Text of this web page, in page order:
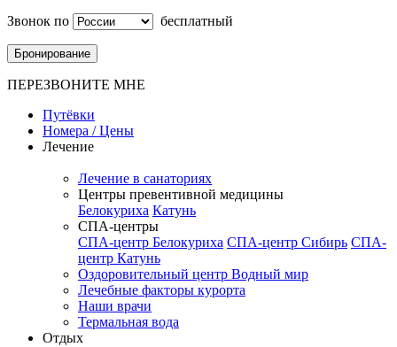
Звонок по
бесплатный
Бронирование
ПЕРЕЗВОНИТЕ МНЕ
Путёвки
Номера / Цены
Лечение
Лечение в санаториях
Центры превентивной медицины
Белокуриха Катунь
СПА-центры
СПА-центр Белокуриха СПА-центр Сибирь СПА-
центр Катунь
Оздоровительный центр Водный мир
Лечебные факторы курорта
Наши врачи
Термальная вода
Отдых